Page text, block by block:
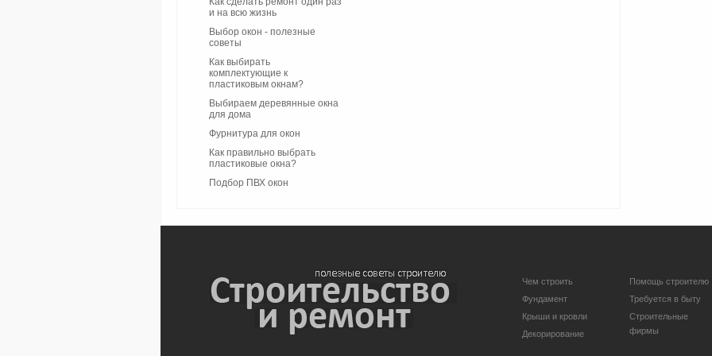
и на всю жизнь
Выбор окон - полезные
советы
Как выбирать
комплектующие к
пластиковым окнам?
Выбираем деревянные окна
для дома
Фурнитура для окон
Как правильно выбрать
пластиковые окна?
Подбор ПВХ окон
Чем строить
Фундамент
Крыши и кровли
Декорирование
Помощь строителю
Требуется в быту
Строительные
фирмы